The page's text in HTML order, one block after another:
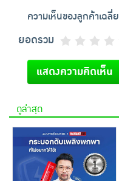
ความเห็นของลูกค้าเฉลี่ย
ยอดรวม
แสดงความคิดเห็น
ดูล่าสุด